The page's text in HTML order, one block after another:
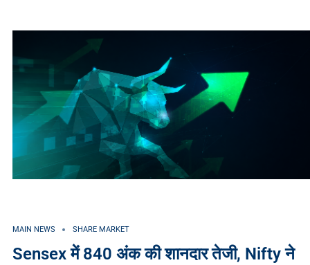
MAIN NEWS SHARE MARKET
Sensex में 840 अंक की शानदार तेजी, Nifty ने